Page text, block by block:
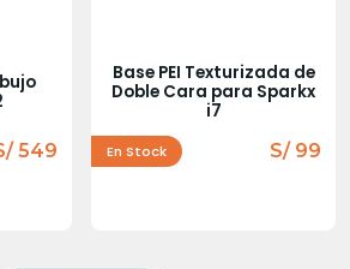
549
Base PEI Texturizada de
Doble Cara para Sparkx
i7
En Stock S/ 99